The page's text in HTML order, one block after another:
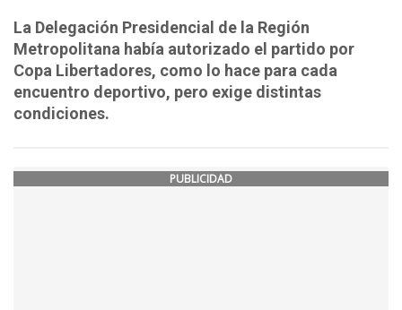
La Delegación Presidencial de la Región
Metropolitana había autorizado el partido por
Copa Libertadores, como lo hace para cada
encuentro deportivo, pero exige distintas
condiciones.
PUBLICIDAD